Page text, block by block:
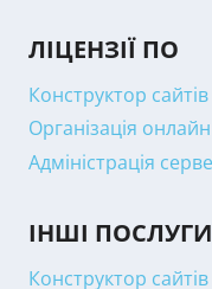
ЛІЦЕНЗІЇ ПО
Конструктор сайтів
Організація
Адміністрація
ІНШІ ПОСЛУГИ
Конструктор сайтів